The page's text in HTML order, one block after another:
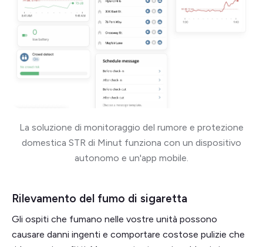
La soluzione di monitoraggio del rumore e protezione
domestica STR di Minut funziona con un dispositivo
autonomo e un'app mobile.
Rilevamento del fumo di sigaretta
Gli ospiti che fumano nelle vostre unità possono
causare danni ingenti e comportare costose pulizie che